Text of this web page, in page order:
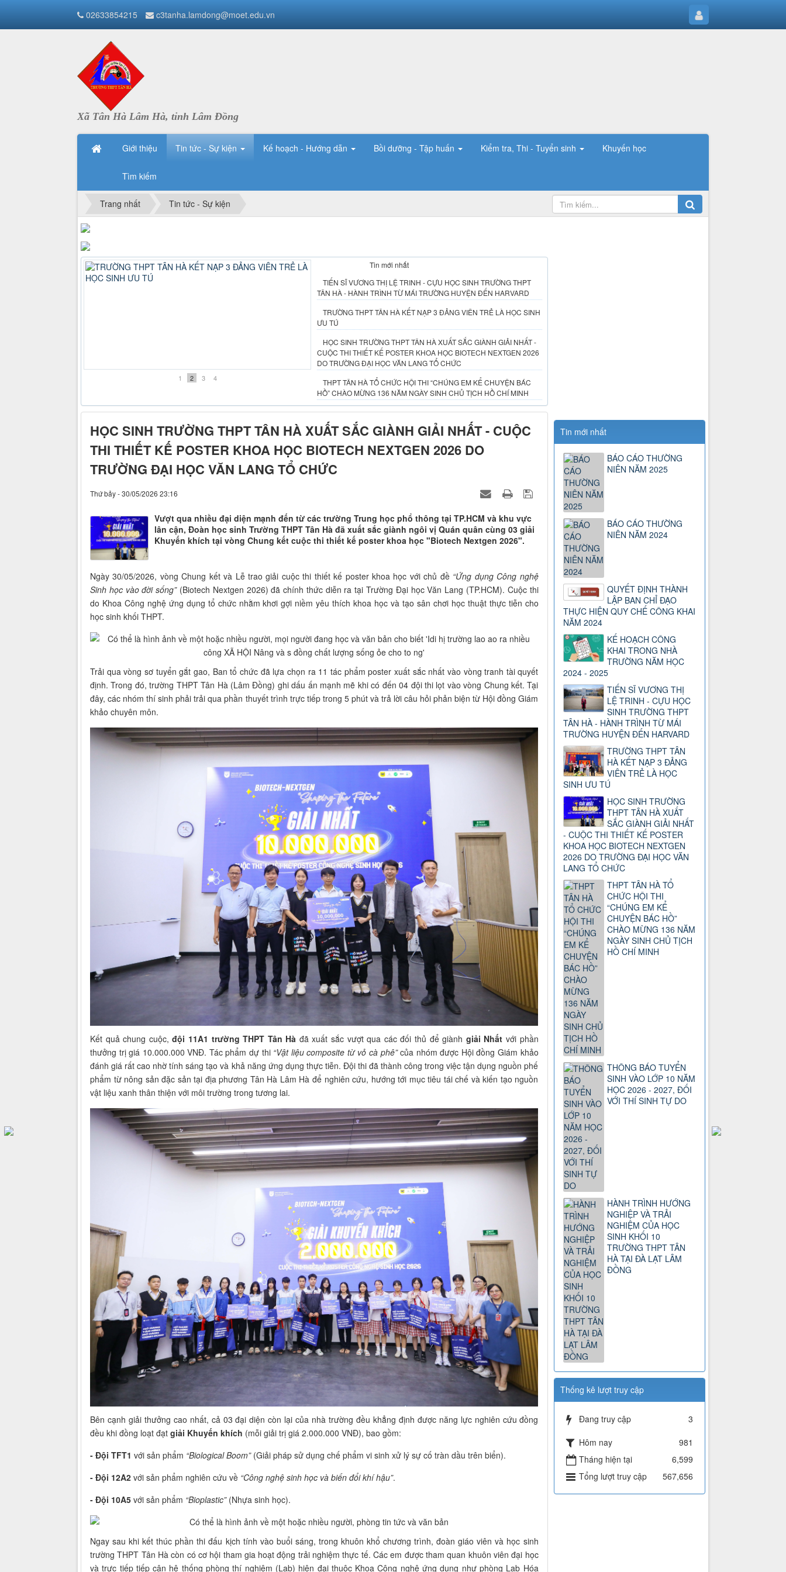
02633854215 c3tanha.lamdong@moet.edu.vn
Xã Tân Hà Lâm Hà, tỉnh Lâm Đồng
Giới thiệu Tin tức - Sự kiện Kế hoạch - Hướng dẫn Bồi dưỡng - Tập huấn Kiểm tra, Thi - Tuyển sinh Khuyến học
Tìm kiếm
Trang nhất Tin tức - Sự kiện
1 2 3 4
Tin mới nhất
TIẾN SĨ VƯƠNG THỊ LỆ TRINH - CỰU HỌC SINH TRƯỜNG THPT
TÂN HÀ - HÀNH TRÌNH TỪ MÁI TRƯỜNG HUYỆN ĐẾN HARVARD
TRƯỜNG THPT TÂN HÀ KẾT NẠP 3 ĐẢNG VIÊN TRẺ LÀ HỌC SINH
ƯU TÚ
HỌC SINH TRƯỜNG THPT TÂN HÀ XUẤT SẮC GIÀNH GIẢI NHẤT -
CUỘC THI THIẾT KẾ POSTER KHOA HỌC BIOTECH NEXTGEN 2026
DO TRƯỜNG ĐẠI HỌC VĂN LANG TỔ CHỨC
THPT TÂN HÀ TỔ CHỨC HỘI THI “CHÚNG EM KỂ CHUYỆN BÁC
HỒ” CHÀO MỪNG 136 NĂM NGÀY SINH CHỦ TỊCH HỒ CHÍ MINH
HỌC SINH TRƯỜNG THPT TÂN HÀ XUẤT SẮC GIÀNH GIẢI NHẤT - CUỘC
THI THIẾT KẾ POSTER KHOA HỌC BIOTECH NEXTGEN 2026 DO
TRƯỜNG ĐẠI HỌC VĂN LANG TỔ CHỨC
Thứ bảy - 30/05/2026 23:16
Vượt qua nhiều đại diện mạnh đến từ các trường Trung học phổ thông tại TP.HCM và khu vực
lân cận, Đoàn học sinh Trường THPT Tân Hà đã xuất sắc giành ngôi vị Quán quân cùng 03 giải
Khuyến khích tại vòng Chung kết cuộc thi thiết kế poster khoa học "Biotech Nextgen 2026".
Ngày 30/05/2026, vòng Chung kết và Lễ trao giải cuộc thi thiết kế poster khoa học với chủ đề “Ứng dụng Công nghệ
Sinh học vào đời sống”(Biotech Nextgen 2026) đã chính thức diễn ra tại Trường Đại học Văn Lang (TP.HCM). Cuộc thi
do Khoa Công nghệ ứng dụng tổ chức nhằm khơi gợi niềm yêu thích khoa học và tạo sân chơi học thuật thực tiễn cho
học sinh khối THPT.
Trải qua vòng sơ tuyển gắt gao, Ban tổ chức đã lựa chọn ra 11 tác phẩm poster xuất sắc nhất vào vòng tranh tài quyết
định. Trong đó, trường THPT Tân Hà (Lâm Đồng) ghi dấu ấn mạnh mẽ khi có đến 04 đội thi lọt vào vòng Chung kết. Tại
đây, các nhóm thí sinh phải trải qua phần thuyết trình trực tiếp trong 5 phút và trả lời câu hỏi phản biện từ Hội đồng Giám
khảo chuyên môn.
Kết quả chung cuộc,đội 11A1 trường THPT Tân Hà đã xuất sắc vượt qua các đối thủ để giành giải Nhất với phần
thưởng trị giá 10.000.000 VNĐ. Tác phẩm dự thi “Vật liệu composite từ vỏ cà phê”của nhóm được Hội đồng Giám khảo
đánh giá rất cao nhờ tính sáng tạo và khả năng ứng dụng thực tiễn. Đội thi đã thành công trong việc tận dụng nguồn phế
phẩm từ nông sản đặc sản tại địa phương Tân Hà Lâm Hà để nghiên cứu, hướng tới mục tiêu tái chế và kiến tạo nguồn
vật liệu xanh thân thiện với môi trường trong tương lai.
Bên cạnh giải thưởng cao nhất, cả 03 đại diện còn lại của nhà trường đều khẳng định được năng lực nghiên cứu đồng
đều khi đồng loạt đạt giải Khuyến khích (mỗi giải trị giá 2.000.000 VNĐ), bao gồm:
- Đội TFT1 với sản phẩm “Biological Boom”(Giải pháp sử dụng chế phẩm vi sinh xử lý sự cố tràn dầu trên biển).
- Đội 12A2 với sản phẩm nghiên cứu về “Công nghệ sinh học và biến đổi khí hậu”.
- Đội 10A5 với sản phẩm “Bioplastic”(Nhựa sinh học).
Ngay sau khi kết thúc phần thi đấu kịch tính vào buổi sáng, trong khuôn khổ chương trình, đoàn giáo viên và học sinh
trường THPT Tân Hà còn có cơ hội tham gia hoạt động trải nghiệm thực tế. Các em được tham quan khuôn viên đại học
và trực tiếp tiếp cận hệ thống phòng thí nghiệm (Lab) hiện đại thuộc Khoa Công nghệ ứng dụng như phòng Lab Hóa
Tin mới nhất
BÁO CÁO THƯỜNG
NIÊN NĂM 2025
BÁO CÁO THƯỜNG
NIÊN NĂM 2024
QUYẾT ĐỊNH THÀNH
LẬP BAN CHỈ ĐẠO
THỰC HIỆN QUY CHẾ CÔNG KHAI
NĂM 2024
KẾ HOẠCH CÔNG
KHAI TRONG NHÀ
TRƯỜNG NĂM HỌC
2024 - 2025
TIẾN SĨ VƯƠNG THỊ
LỆ TRINH - CỰU HỌC
SINH TRƯỜNG THPT
TÂN HÀ - HÀNH TRÌNH TỪ MÁI
TRƯỜNG HUYỆN ĐẾN HARVARD
TRƯỜNG THPT TÂN
HÀ KẾT NẠP 3 ĐẢNG
VIÊN TRẺ LÀ HỌC
SINH ƯU TÚ
HỌC SINH TRƯỜNG
THPT TÂN HÀ XUẤT
SẮC GIÀNH GIẢI NHẤT
- CUỘC THI THIẾT KẾ POSTER
KHOA HỌC BIOTECH NEXTGEN
2026 DO TRƯỜNG ĐẠI HỌC VĂN
LANG TỔ CHỨC
THPT TÂN HÀ TỔ
CHỨC HỘI THI
“CHÚNG EM KỂ
CHUYỆN BÁC HỒ”
CHÀO MỪNG 136 NĂM
NGÀY SINH CHỦ TỊCH
HỒ CHÍ MINH
THÔNG BÁO TUYỂN
SINH VÀO LỚP 10 NĂM
HỌC 2026 - 2027, ĐỐI
VỚI THÍ SINH TỰ DO
HÀNH TRÌNH HƯỚNG
NGHIỆP VÀ TRẢI
NGHIỆM CỦA HỌC
SINH KHỐI 10
TRƯỜNG THPT TÂN
HÀ TẠI ĐÀ LẠT LÂM
ĐỒNG
Thống kê lượt truy cập
Đang truy cập
3
Hôm nay
981
Tháng hiện tại
6,599
Tổng lượt truy cập
567,656